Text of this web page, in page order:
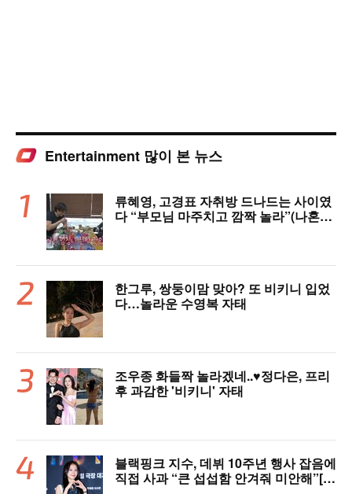
Entertainment 많이 본 뉴스
류혜영, 고경표 자취방 드나드는 사이였
다 “부모님 마주치고 깜짝 놀라”(나혼자
한그루, 쌍둥이맘 맞아? 또 비키니 입었
다…놀라운 수영복 자태
조우종 화들짝 놀라겠네..♥정다은, 프리
후 과감한 '비키니' 자태
블랙핑크 지수, 데뷔 10주년 행사 잡음에
직접 사과 “큰 섭섭함 안겨줘 미안해”[핫